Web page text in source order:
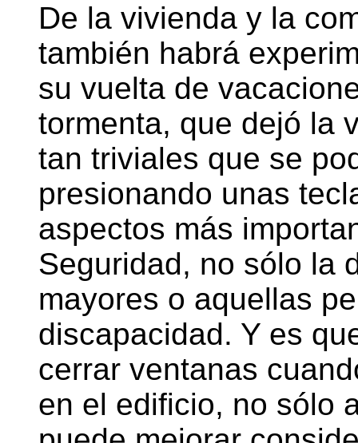
De la vivienda y la
también habrá
su vuelta de
tormenta, que dejó la
tan triviales que se
presionando unas
aspectos más
Seguridad, no sólo la
mayores o aquellas
discapacidad. Y es
cerrar ventanas
en el edificio, no sólo